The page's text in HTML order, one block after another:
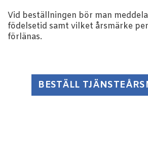
Vid beställningen bör man
födelsetid samt vilket årsmärke
förlänas.
BESTÄLL